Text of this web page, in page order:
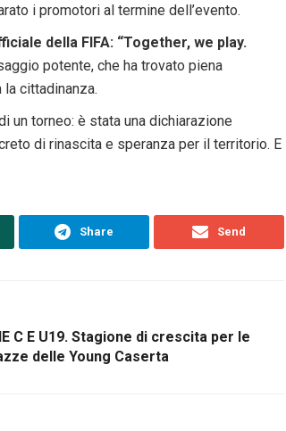
i promotori al termine dell’evento.
della FIFA: “Together, we play.
potente, che ha trovato piena
cittadinanza.
un torneo: è stata una dichiarazione
di rinascita e speranza per il territorio. E
Share Send
C E U19. Stagione di crescita per le
delle Young Caserta